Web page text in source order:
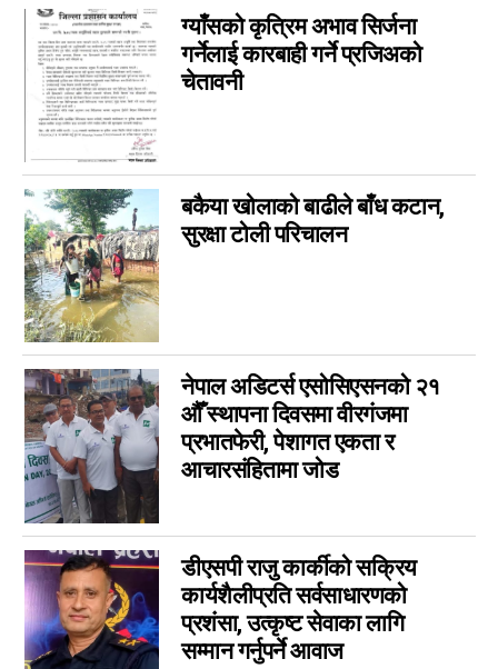
other ads
Parsa Ad
विशेष
मनोरञ्जन
कृषि
विचार 6
कला
चर्चामा
अन्तर्वार्ता
बागमती
आम सञ्चार प्राधिकरणको विज्ञापन
फिचर
लुम्बिनी
गण्डकी
इपेपर
कर्णाली
सम्पादकीय
जीवनशैली
राशिफल
कविता
ग्याँसको कृत्रिम अभाव सिर्जना
गर्नेलाई कारबाही गर्ने प्रजिअको
चेतावनी
बकैया खोलाको बाढीले बाँध कटान,
सुरक्षा टोली परिचालन
नेपाल अडिटर्स एसोसिएसनको २१
औँ स्थापना दिवसमा वीरगंजमा
प्रभातफेरी, पेशागत एकता र
आचारसंहितामा जोड
डीएसपी राजु कार्कीको सक्रिय
कार्यशैलीप्रति सर्वसाधारणको
प्रशंसा, उत्कृष्ट सेवाका लागि
सम्मान गर्नुपर्ने आवाज